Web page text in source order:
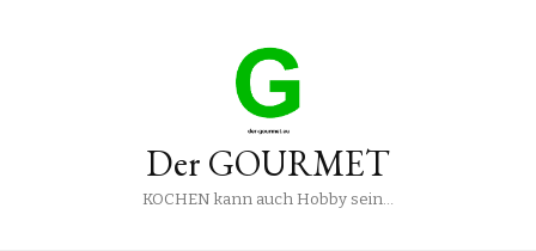
Der GOURMET
KOCHEN kann auch Hobby sein…